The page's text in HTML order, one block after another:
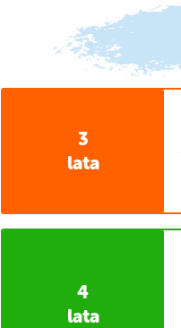
3
lata
4
lata